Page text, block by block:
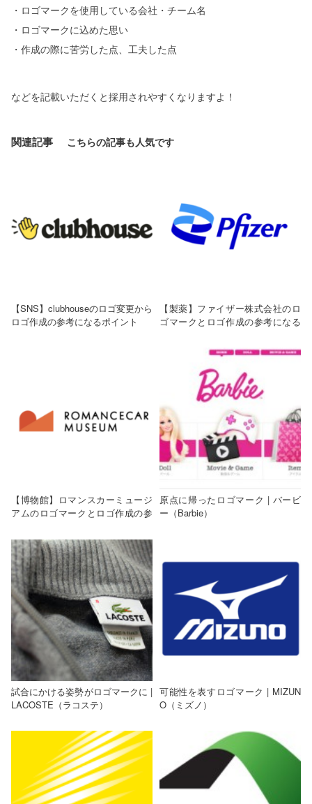
・ロゴマークを使用している会社・チーム名
・ロゴマークに込めた思い
・作成の際に苦労した点、工夫した点
などを記載いただくと採用されやすくなりますよ！
関連記事
【SNS】clubhouseのロゴ変更から
ロゴ作成の参考になるポイント
【製薬】ファイザー株式会社のロ
ゴマークとロゴ作成の参考になる
【博物館】ロマンスカーミュージ
アムのロゴマークとロゴ作成の参
原点に帰ったロゴマーク | バービ
ー（Barbie）
試合にかける姿勢がロゴマークに |
LACOSTE（ラコステ）
可能性を表すロゴマーク | MIZUN
O（ミズノ）